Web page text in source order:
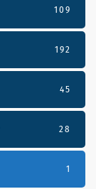
109
192
45
28
1